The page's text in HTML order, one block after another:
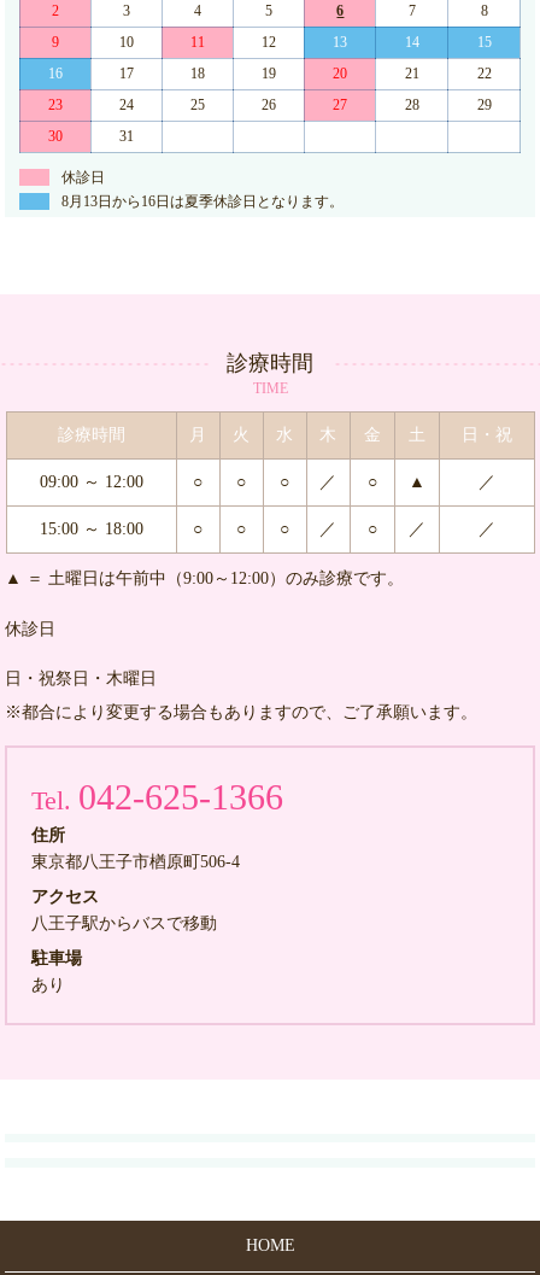
2
3 4 5 6 7
8
9
10 11 12 13 14
15
16
17 18 19 20 21
22
23
24 25 26 27 28
29
30
31
休診日
8月13日から16日は夏季休診日となります。
診療時間
TIME
診療時間 月 火 水 木 金 土 日・祝
09:00 ～ 12:00 ○ ○ ○ ／ ○ ▲ ／
15:00 ～ 18:00 ○ ○ ○ ／ ○ ／ ／
▲ ＝ 土曜日は午前中（9:00～12:00）のみ診療です。
休診日
日・祝祭日・木曜日
※都合により変更する場合もありますので、ご了承願います。
Tel. 042-625-1366
住所
東京都八王子市楢原町506-4
アクセス
八王子駅からバスで移動
駐車場
あり
HOME